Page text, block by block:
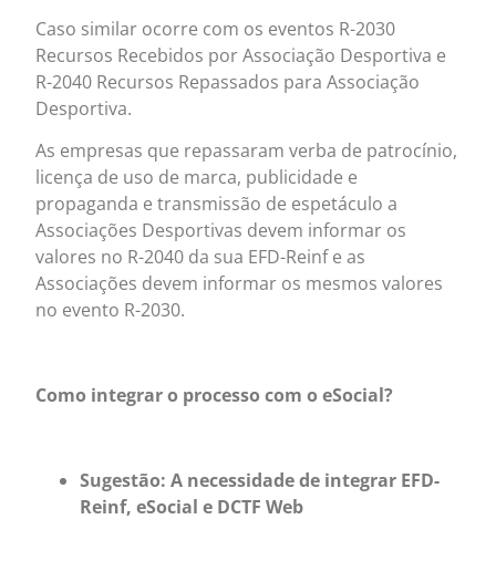
Caso similar ocorre com os eventos R-2030
Recursos Recebidos por Associação Desportiva e
R-2040 Recursos Repassados para Associação
Desportiva.
As empresas que repassaram verba de patrocínio,
licença de uso de marca, publicidade e
propaganda e transmissão de espetáculo a
Associações Desportivas devem informar os
valores no R-2040 da sua EFD-Reinf e as
Associações devem informar os mesmos valores
no evento R-2030.
Como integrar o processo com o eSocial?
Sugestão: A necessidade de integrar EFD-
Reinf, eSocial e DCTF Web